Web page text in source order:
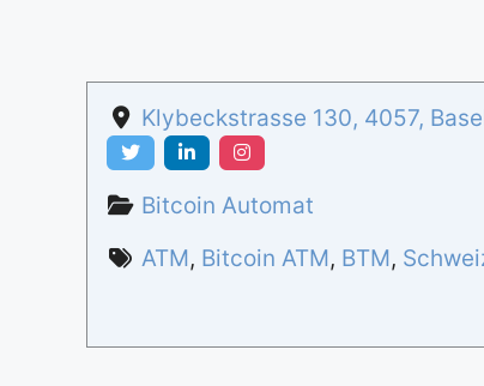
Klybeckstrasse 130, 4057,
Bitcoin Automat
ATM, Bitcoin ATM, BTM,